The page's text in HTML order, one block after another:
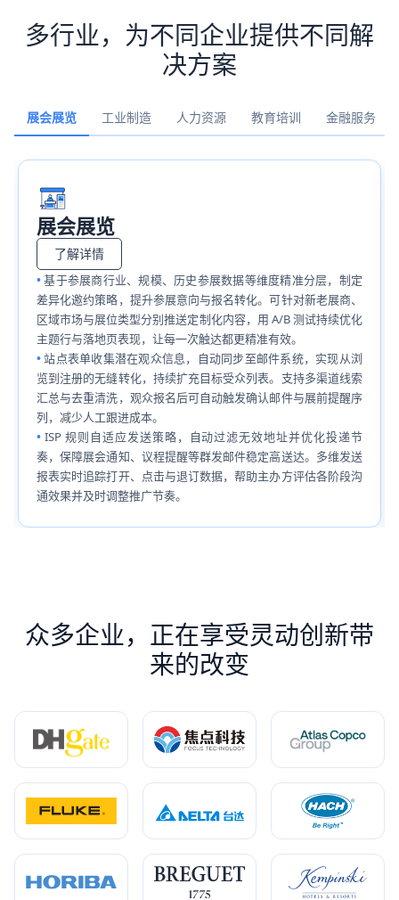
多行业，为不同企业提供不同解
决方案
展会展览 工业制造 人力资源 教育培训 金融服务
展会展览
了解详情
基于参展商行业、规模、历史参展数据等维度精准分层，制定
差异化邀约策略，提升参展意向与报名转化。可针对新老展商、
区域市场与展位类型分别推送定制化内容，用 A/B 测试持续优化
主题行与落地页表现，让每一次触达都更精准有效。
站点表单收集潜在观众信息，自动同步至邮件系统，实现从浏
览到注册的无缝转化，持续扩充目标受众列表。支持多渠道线索
汇总与去重清洗，观众报名后可自动触发确认邮件与展前提醒序
列，减少人工跟进成本。
ISP 规则自适应发送策略，自动过滤无效地址并优化投递节
奏，保障展会通知、议程提醒等群发邮件稳定高送达。多维发送
报表实时追踪打开、点击与退订数据，帮助主办方评估各阶段沟
通效果并及时调整推广节奏。
众多企业，正在享受灵动创新带
来的改变